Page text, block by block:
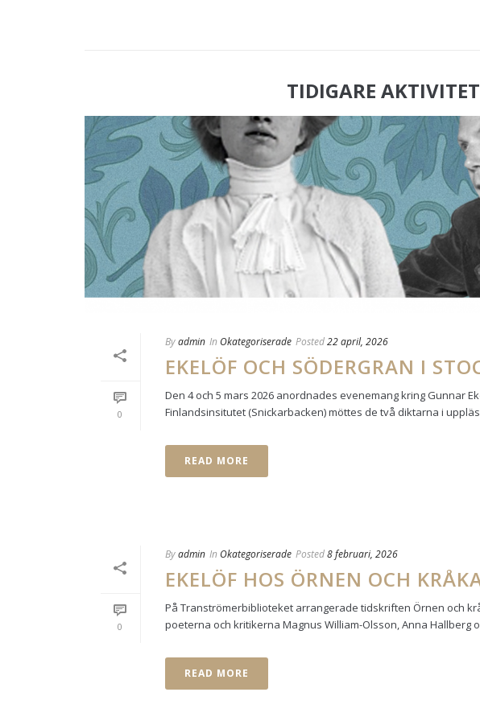
TIDIGARE
0
By admin In Okategoriserade Posted 22 april, 2026
EKELÖF OCH SÖDERGRAN I
Den 4 och 5 mars 2026 anordnades evenemang kring Gunnar
Finlandsinsitutet (Snickarbacken) möttes de två diktarna i
READ MORE
0
By admin In Okategoriserade Posted 8 februari, 2026
EKELÖF HOS ÖRNEN OCH
På Tranströmerbiblioteket arrangerade tidskriften Örnen och
poeterna och kritikerna Magnus William-Olsson, Anna Hallberg
READ MORE